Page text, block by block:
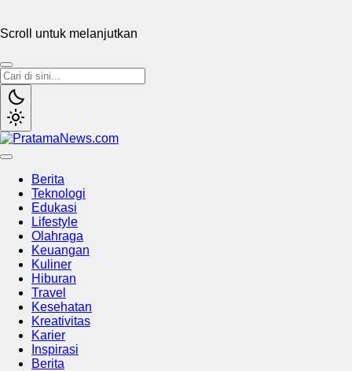
Scroll untuk melanjutkan
Berita
Teknologi
Edukasi
Lifestyle
Olahraga
Keuangan
Kuliner
Hiburan
Travel
Kesehatan
Kreativitas
Karier
Inspirasi
Berita